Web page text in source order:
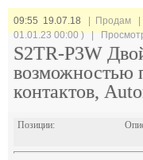
09:55 19.07.18 | Продам |
01.01.23 00:00 ) |
S2TR-P3W
возможностью
контактов,
Позиции: